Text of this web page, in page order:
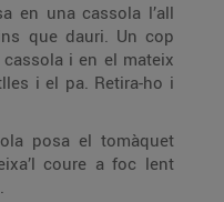
en una cassola l’all
que dauri. Un cop
cassola i en el mateix
i el pa. Retira-ho i
posa el tomàquet
coure a foc lent